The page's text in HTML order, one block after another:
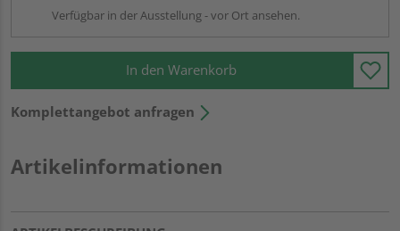
Verfügbar in der Ausstellung - vor Ort ansehen.
In den Warenkorb
Komplettangebot anfragen
Artikelinformationen